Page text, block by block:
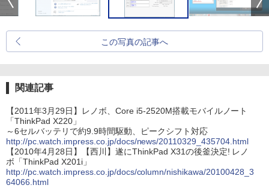
この写真の記事へ
関連記事
【2011年3月29日】レノボ、Core i5-2520M搭載モバイルノート
「ThinkPad X220」
～6セルバッテリで約9.9時間駆動、ピークシフト対応
http://pc.watch.impress.co.jp/docs/news/20110329_435704.html
【2010年4月28日】【西川】遂にThinkPad X31の後釜決定! レノ
ボ「ThinkPad X201i」
http://pc.watch.impress.co.jp/docs/column/nishikawa/20100428_3
64066.html